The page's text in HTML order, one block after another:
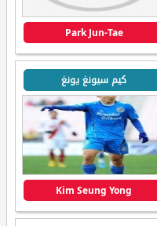
Park Jun-Tae
كيم سيونغ يونغ
Kim Seung Yong